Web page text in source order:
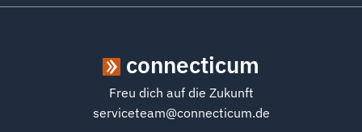
connecticum
Freu dich auf die Zukunft
serviceteam@connecticum.de